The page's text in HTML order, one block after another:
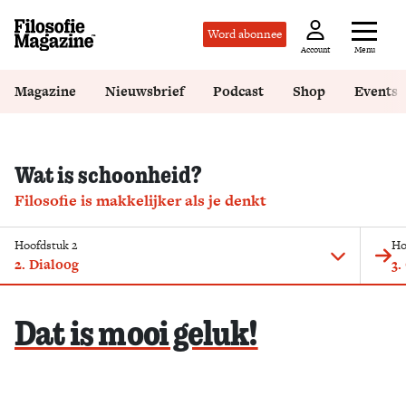
Word abonnee
Account Menu
Magazine Nieuwsbrief Podcast Shop Events
Wat is schoonheid?
Filosofie is makkelijker als je denkt
Hoofdstuk 2
2. Dialoog
Dat is mooi geluk!